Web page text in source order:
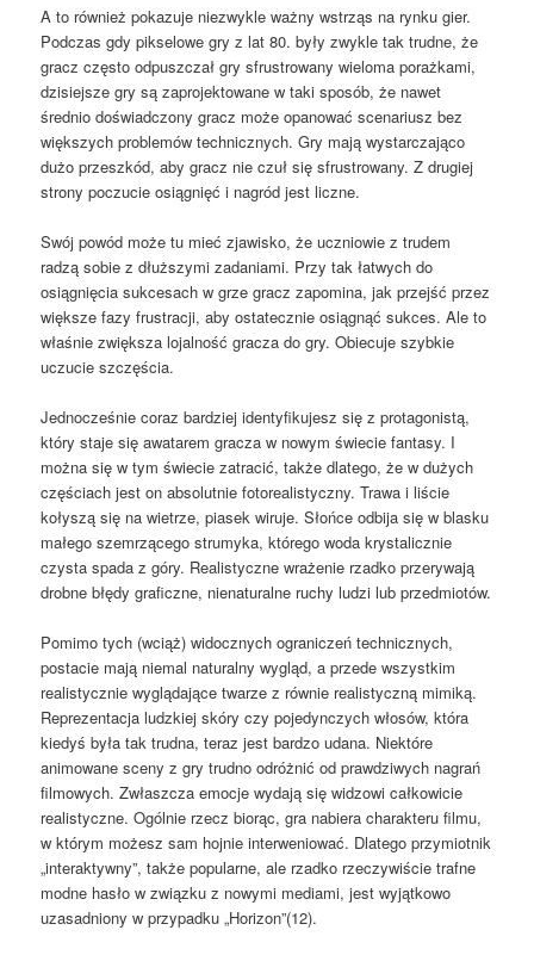
A to również pokazuje niezwykle ważny wstrząs na rynku gier.
Podczas gdy pikselowe gry z lat 80. były zwykle tak trudne, że
gracz często odpuszczał gry sfrustrowany wieloma porażkami,
dzisiejsze gry są zaprojektowane w taki sposób, że nawet
średnio doświadczony gracz może opanować scenariusz bez
większych problemów technicznych. Gry mają wystarczająco
dużo przeszkód, aby gracz nie czuł się sfrustrowany. Z drugiej
strony poczucie osiągnięć i nagród jest liczne.
Swój powód może tu mieć zjawisko, że uczniowie z trudem
radzą sobie z dłuższymi zadaniami. Przy tak łatwych do
osiągnięcia sukcesach w grze gracz zapomina, jak przejść przez
większe fazy frustracji, aby ostatecznie osiągnąć sukces. Ale to
właśnie zwiększa lojalność gracza do gry. Obiecuje szybkie
uczucie szczęścia.
Jednocześnie coraz bardziej identyfikujesz się z protagonistą,
który staje się awatarem gracza w nowym świecie fantasy. I
można się w tym świecie zatracić, także dlatego, że w dużych
częściach jest on absolutnie fotorealistyczny. Trawa i liście
kołyszą się na wietrze, piasek wiruje. Słońce odbija się w blasku
małego szemrzącego strumyka, którego woda krystalicznie
czysta spada z góry. Realistyczne wrażenie rzadko przerywają
drobne błędy graficzne, nienaturalne ruchy ludzi lub przedmiotów.
Pomimo tych (wciąż) widocznych ograniczeń technicznych,
postacie mają niemal naturalny wygląd, a przede wszystkim
realistycznie wyglądające twarze z równie realistyczną mimiką.
Reprezentacja ludzkiej skóry czy pojedynczych włosów, która
kiedyś była tak trudna, teraz jest bardzo udana. Niektóre
animowane sceny z gry trudno odróżnić od prawdziwych nagrań
filmowych. Zwłaszcza emocje wydają się widzowi całkowicie
realistyczne. Ogólnie rzecz biorąc, gra nabiera charakteru filmu,
w którym możesz sam hojnie interweniować. Dlatego przymiotnik
„interaktywny”, także popularne, ale rzadko rzeczywiście trafne
modne hasło w związku z nowymi mediami, jest wyjątkowo
uzasadniony w przypadku „Horizon”(12).